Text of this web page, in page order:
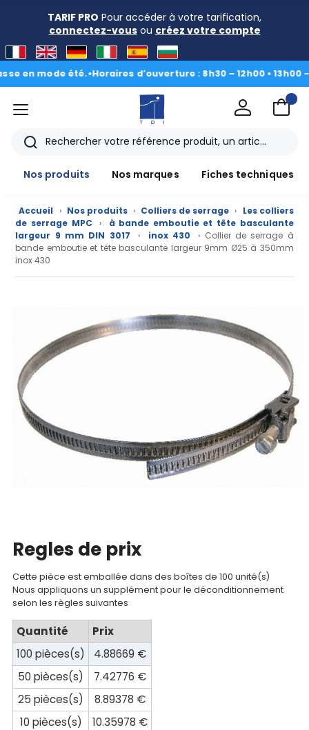
TARIF PRO Pour accéder à votre tarification,
connectez-vousou créez votre compte
mode été.•Horaires d’ouverture : 8h30 – 12h00 • 13h00 -
Nos
CAD/3D
Nos
marques
Catalogue
Documentations
Mon
compte
Mon
panier
Contact
menu
Rechercher
Nos produits
Nos marques Fiches techniques
Accueil › Nos produits › Colliers de serrage › Les colliers
de serrage MPC
›
à bande emboutie et tête basculante
largeur 9 mm DIN 3017
› inox 430
› Collier de serrage à
bande emboutie et tête basculante largeur 9mm Ø25 à 350mm
inox 430
Regles de prix
Cette pièce est emballée dans des boîtes de 100 unité(s)
Nous appliquons un supplément pour le déconditionnement
selon les règles suivantes
Quantité
Prix
100 pièces(s)
4.88669 €
50 pièces(s)
7.42776 €
25 pièces(s)
8.89378 €
10 pièces(s)
10.35978 €